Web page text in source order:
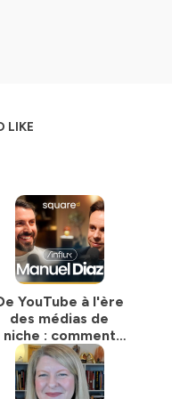
pour écouter les
vie.
politique-de-
LIKE
YouTube à l'ère
des médias de
niche : comment
survivre à la guerre
de l'attention (feat.
Manuel Diaz - CEO